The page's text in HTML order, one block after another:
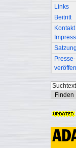
Links
Beitritt
Kontakt
Satzung
Presse-